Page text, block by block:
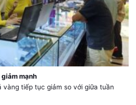
mạnh
vàng tiếp tục giảm so với giữa tuần